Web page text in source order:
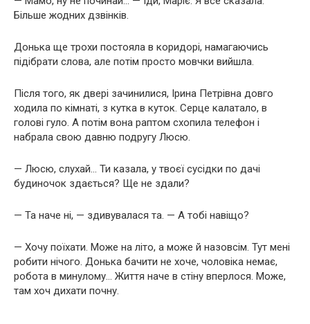
Більше жодних дзвінків.
Донька ще трохи постояла в коридорі, намагаючись
підібрати слова, але потім просто мовчки вийшла.
Після того, як двері зачинилися, Ірина Петрівна довго
ходила по кімнаті, з кутка в куток. Серце калатало, в
голові гуло. А потім вона раптом схопила телефон і
набрала свою давню подругу Люсю.
— Люсю, слухай… Ти казала, у твоєї сусідки по дачі
будиночок здається? Ще не здали?
— Та наче ні, — здивувалася та. — А тобі навіщо?
— Хочу поїхати. Може на літо, а може й назовсім. Тут мені
робити нічого. Донька бачити не хоче, чоловіка немає,
робота в минулому… Життя наче в стіну вперлося. Може,
там хоч дихати почну.